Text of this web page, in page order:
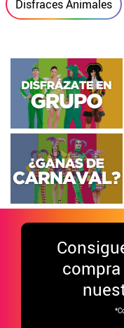
Disfraces Animales